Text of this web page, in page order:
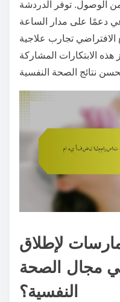
الوصول. توفر الدردشة
دعمًا على مدار الساعة
تجارب علاجية
الابتكارات المشاركة
لإطلاق
مجال الصحة
النفسية؟